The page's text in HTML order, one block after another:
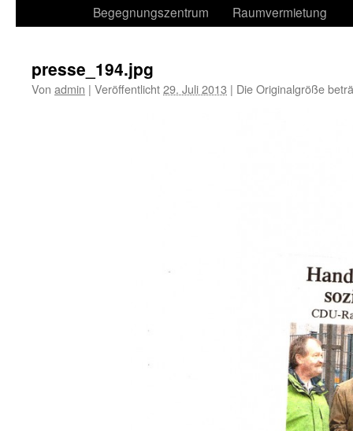
Begegnungszentrum
Raumvermietung
presse_194.jpg
Von admin | Veröffentlicht29. Juli 2013 | Die Originalgröße